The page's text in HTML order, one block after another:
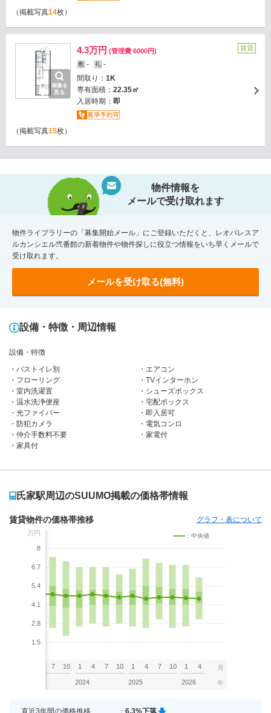
（掲載写真14枚）
画像を
見る
4.3万円 (管理費 6000円)
敷 - 礼 -
間取り： 1K
専有面積： 22.35㎡
入居時期： 即
賃貸
（掲載写真15枚）
物件情報を
メールで受け取れます
物件ライブラリーの「募集開始メール」にご登録いただくと、レオパレスア
ルカンシエル弐番館の新着物件や物件探しに役立つ情報をいち早くメールで
受け取れます。
メールを受け取る(無料)
設備・特徴・周辺情報
設備・特徴
バストイレ別
エアコン
フローリング
TVインターホン
室内洗濯置
シューズボックス
温水洗浄便座
宅配ボックス
光ファイバー
即入居可
防犯カメラ
電気コンロ
仲介手数料不要
家電付
家具付
氏家駅周辺のSUUMO掲載の価格帯情報
賃貸物件の価格帯推移 グラフ・表について
万円
8
6.7
5.4
4.1
2.8
1.5
：中央値
7 10 1 4 7 10
2024
1 4 7 10
2025
1 4
2026
月
年
直近3年間の価格推移 ： 6.3%下落